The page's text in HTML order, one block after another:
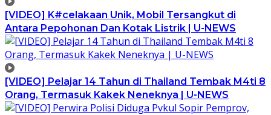
[VIDEO] K#celakaan Unik, Mobil Tersangkut di
Antara Pepohonan Dan Kotak Listrik | U-NEWS
[VIDEO] Pelajar 14 Tahun di Thailand Tembak M4ti 8
Orang, Termasuk Kakek Neneknya | U-NEWS